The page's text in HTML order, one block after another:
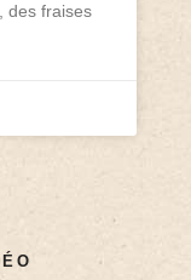
des fraises